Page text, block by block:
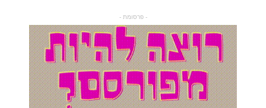
- פרסומת -